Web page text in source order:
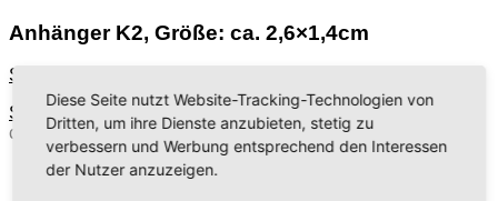
Anhänger K2, Größe: ca. 2,6×1,4cm
Startseite
Startseite / Anhänger / Rohsteine Mix
Anhänger K2, Größe:
ca. 2,6×1,4cm
Diese Seite nutzt Website-Tracking-Technologien von
Dritten, um ihre Dienste anzubieten, stetig zu
verbessern und Werbung entsprechend den Interessen
der Nutzer anzuzeigen.